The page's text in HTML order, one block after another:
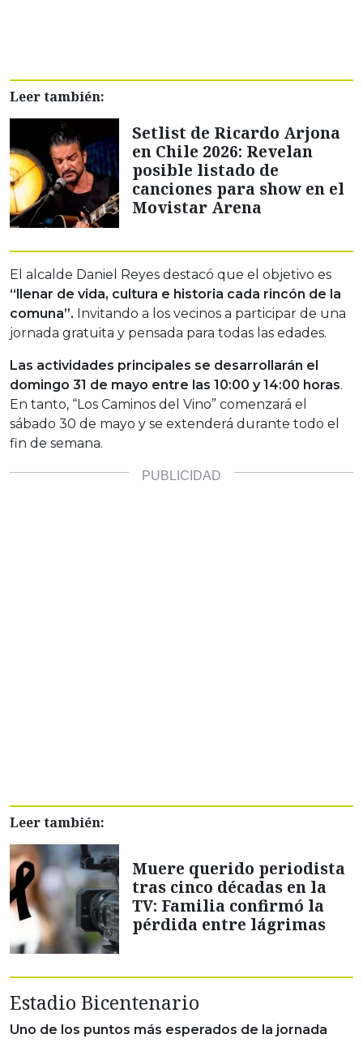
Leer también:
Setlist de Ricardo Arjona
en Chile 2026: Revelan
posible listado de
canciones para show en el
Movistar Arena
El alcalde Daniel Reyes destacó que el objetivo es
“llenar de vida, cultura e historia cada rincón de la
comuna”. Invitando a los vecinos a participar de una
jornada gratuita y pensada para todas las edades.
Las actividades principales se desarrollarán el
domingo 31 de mayo entre las 10:00 y 14:00 horas.
En tanto, “Los Caminos del Vino” comenzará el
sábado 30 de mayo y se extenderá durante todo el
fin de semana.
Leer también:
Muere querido periodista
tras cinco décadas en la
TV: Familia confirmó la
pérdida entre lágrimas
Estadio Bicentenario
Uno de los puntos más esperados de la jornada